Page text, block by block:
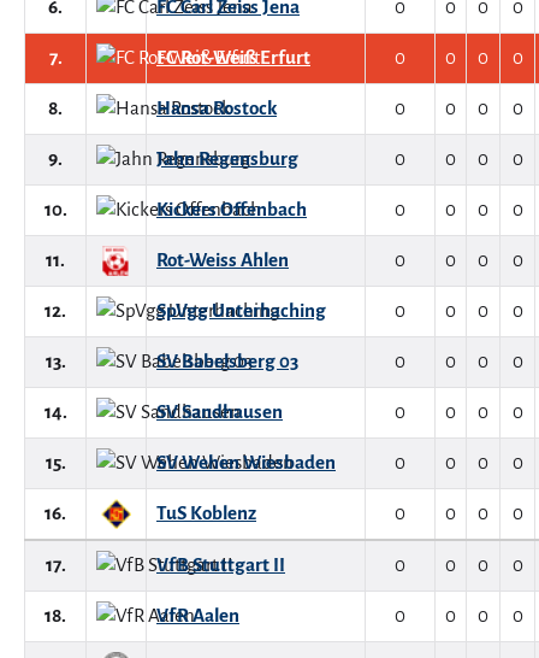
6. FC Carl Zeiss Jena 0 0 0 0
7. FC Rot-Weiß Erfurt 0 0 0 0
8. Hansa Rostock 0 0 0 0
9. Jahn Regensburg 0 0 0 0
10. Kickers Offenbach 0 0 0 0
11. Rot-Weiss Ahlen 0 0 0 0
12. SpVgg Unterhaching 0 0 0 0
13. SV Babelsberg 03 0 0 0 0
14. SV Sandhausen 0 0 0 0
15. SV Wehen Wiesbaden 0 0 0 0
16. TuS Koblenz 0 0 0 0
17. VfB Stuttgart II 0 0 0 0
18. VfR Aalen 0 0 0 0